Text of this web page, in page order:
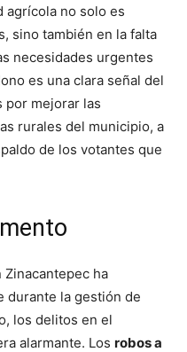
agrícola no solo es
sino también en la falta
necesidades urgentes
es una clara señal del
por mejorar las
rurales del municipio, a
de los votantes que
Zinacantepec ha
durante la gestión de
los delitos en el
alarmante. Los robos a